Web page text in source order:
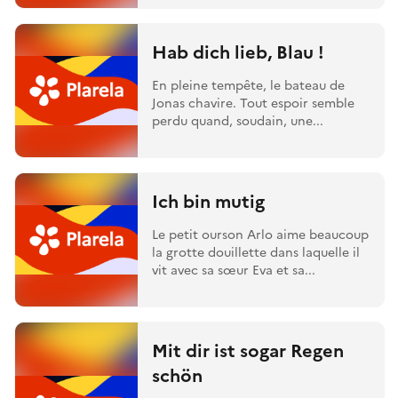
Hab dich lieb, Blau !
En pleine tempête, le bateau de
Jonas chavire. Tout espoir semble
perdu quand, soudain, une...
Ich bin mutig
Le petit ourson Arlo aime beaucoup
la grotte douillette dans laquelle il
vit avec sa sœur Eva et sa...
Mit dir ist sogar Regen
schön